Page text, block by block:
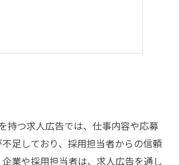
持つ求人広告では、仕事内容や応募
足しており、採用担当者からの信頼
業や採用担当者は、求人広告を通し